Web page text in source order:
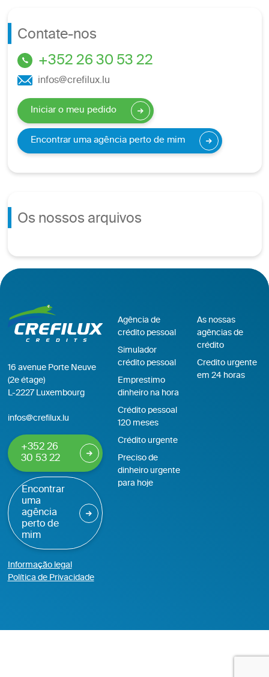
Contate-nos
+352 26 30 53 22
infos@crefilux.lu
Iniciar o meu pedido
Encontrar uma agência perto de mim
Os nossos arquivos
16 avenue Porte Neuve
(2e étage)
L-2227 Luxembourg
infos@crefilux.lu
+352 26
30 53 22
Encontrar
uma
agência
perto de
mim
Informação legal
Política de Privacidade
Agência de
crédito pessoal
Simulador
crédito pessoal
Emprestimo
dinheiro na hora
Crédito pessoal
120 meses
Crédito urgente
Preciso de
dinheiro urgente
para hoje
As nossas
agências de
crédito
Credito urgente
em 24 horas